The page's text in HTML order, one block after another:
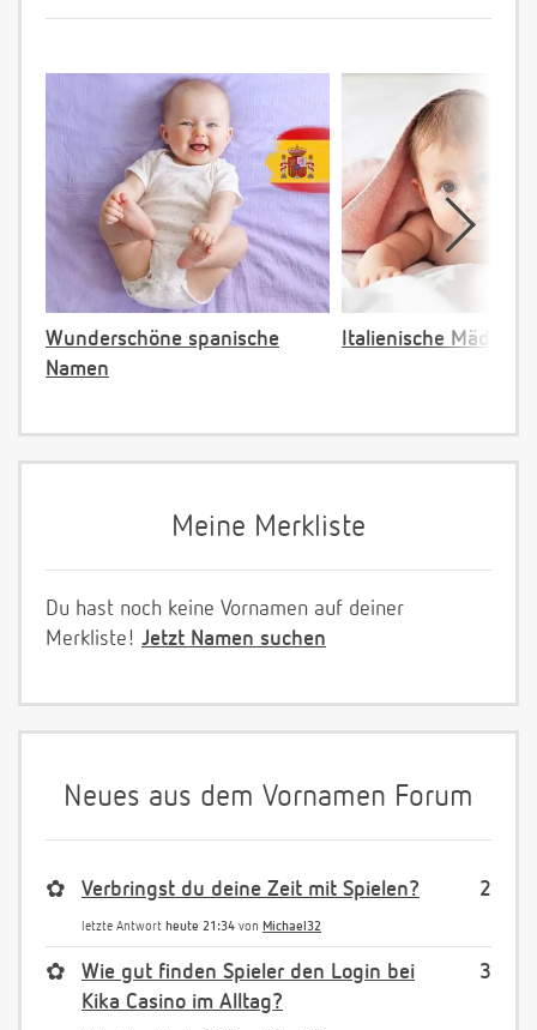
Wunderschöne spanische
Namen
Italienische
Meine Merkliste
Du hast noch keine Vornamen auf deiner
Merkliste! Jetzt Namen suchen
Neues aus dem Vornamen Forum
2
✿ Verbringst du deine Zeit mit Spielen?
letzte Antwort heute 21:34 von Michael32
3
✿
Wie gut finden Spieler den Login bei
Kika Casino im Alltag?